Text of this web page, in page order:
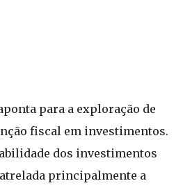
para a exploração de
fiscal em investimentos.
dos investimentos
principalmente a